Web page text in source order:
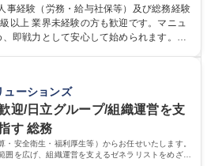
る、やりがいある環境です。 ■勤怠管
、年末調整等の労務管理全般 ■入退社手続
定などのコア業務 ■社内イベントの企画
ているため、安心して成長できます。 募
◆賞与5ヶ月◆年休120日◆残業少なめ◆
事経験（労務・給与社保等）及び総務経験
以上 業界未経験の方も歓迎です。マニュ
即戦力として安心して始められます。
と組織への貢献度をダイレクトに実感で
ート可など、ワークライフバランスを保
これまでの幅広い経験を活かし、長期的な
きな意欲と挑戦を全力で応援します。 学
短大 専修学校 高校 語学力： 資格：日商
商簿記検定3級
ューションズ
迎/日立グループ/組織運営を支
す 総務
・安全衛生・福利厚生等）からお任せいたします。
を広げ、組織運営を支えるゼネラリストをめざせ